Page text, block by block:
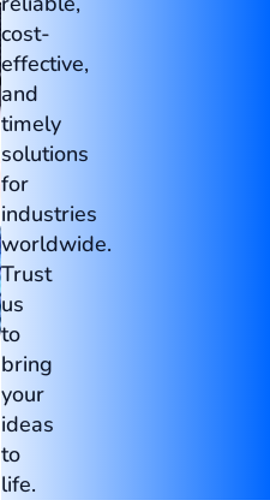
cost-
effective,
and
timely
solutions
for
industries
worldwide.
Trust
us
to
bring
your
ideas
to
life.